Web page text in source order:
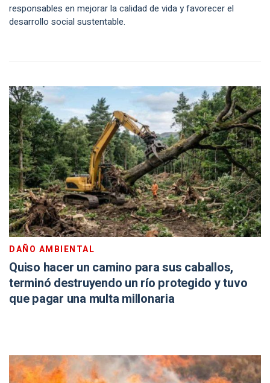
responsables en mejorar la calidad de vida y favorecer el
desarrollo social sustentable.
DAÑO AMBIENTAL
Quiso hacer un camino para sus caballos,
terminó destruyendo un río protegido y tuvo
que pagar una multa millonaria